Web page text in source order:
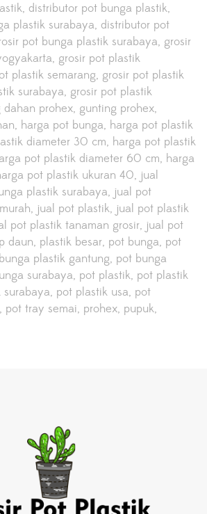
distributor pot bunga plastik
plastik surabaya distributor pot
pot bunga plastik surabaya grosir
grosir pot plastik
plastik semarang grosir pot plastik
surabaya grosir pot plastik
dahan prohex gunting prohex
harga pot bunga harga pot plastik
diameter 30 cm harga pot plastik
pot plastik diameter 60 cm harga
pot plastik ukuran 40 jual
plastik surabaya jual pot
jual pot plastik jual pot plastik
pot plastik tanaman grosir jual pot
daun plastik besar pot bunga pot
plastik gantung pot bunga
surabaya pot plastik pot plastik
pot plastik usa pot
pot tray semai prohex pupuk